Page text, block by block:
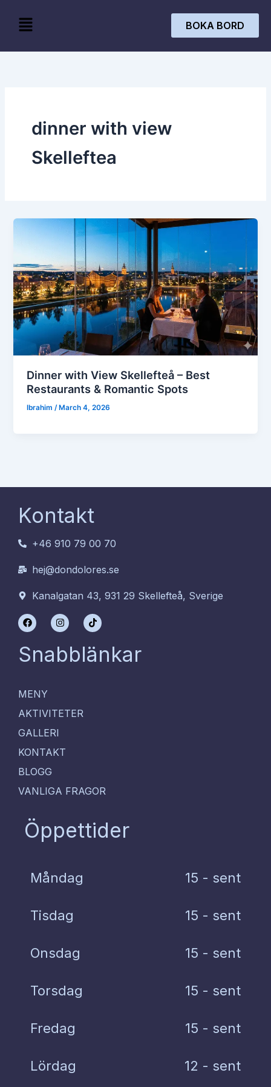
Menu BOKA BORD
dinner with view
Skelleftea
Dinner with View Skellefteå – Best
Restaurants & Romantic Spots
Ibrahim/ March 4, 2026
Kontakt
+46 910 79 00 70
hej@dondolores.se
Kanalgatan 43, 931 29 Skellefteå, Sverige
F
a
c
e
b
o
I
n
s
t
a
g
T
i
k
t
o
k
Snabblänkar
MENY
AKTIVITETER
GALLERI
KONTAKT
BLOGG
VANLIGA FRAGOR
Öppettider
Måndag 15 - sent
Tisdag 15 - sent
Onsdag 15 - sent
Torsdag 15 - sent
Fredag 15 - sent
Lördag 12 - sent